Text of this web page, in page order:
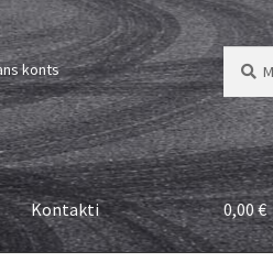
konts
Meklēt:
Meklēt
Kontakti 0,00€